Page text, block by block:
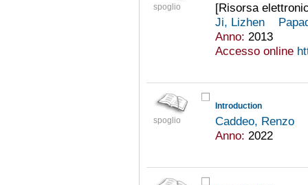
spoglio
[Risorsa
Ji, Lizhen
Anno: 2013
Accesso online
spoglio
Introduction
Caddeo, Renzo
Anno: 2022